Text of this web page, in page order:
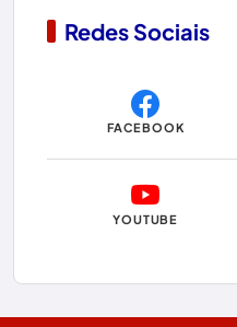
Copa do Mundo 2026
Dom Basílio
Economia
Educação
Eleições 2024
Redes Sociais
FACEBOOK
YOUTUBE